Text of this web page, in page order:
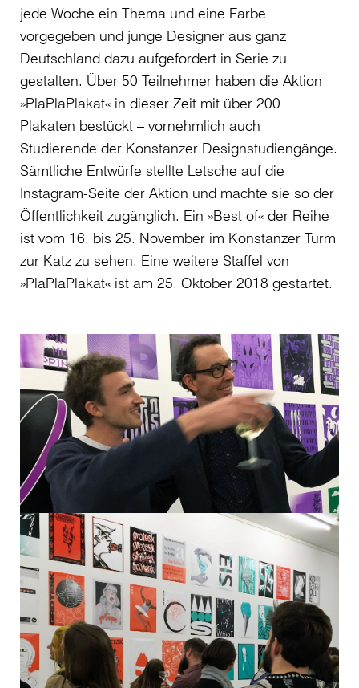
jede Woche ein Thema und eine Farbe
vorgegeben und junge Designer aus ganz
Deutschland dazu aufgefordert in Serie zu
gestalten. Über 50 Teilnehmer haben die Aktion
»PlaPlaPlakat« in dieser Zeit mit über 200
Plakaten bestückt – vornehmlich auch
Studierende der Konstanzer Designstudiengänge.
Sämtliche Entwürfe stellte Letsche auf die
Instagram-Seite der Aktion und machte sie so der
Öffentlichkeit zugänglich. Ein »Best of« der Reihe
ist vom 16. bis 25. November im Konstanzer Turm
zur Katz zu sehen. Eine weitere Staffel von
»PlaPlaPlakat« ist am 25. Oktober 2018 gestartet.